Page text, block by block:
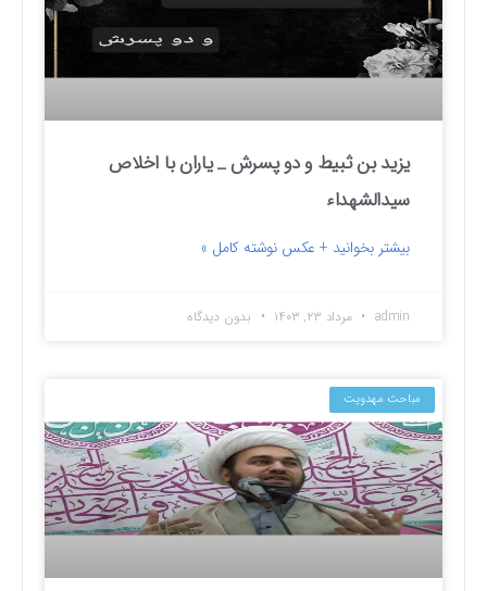
یزید بن ثبیط و دو پسرش _ یاران با اخلاص
سیدالشهداء
بیشتر بخوانید + عکس نوشته کامل »
admin مرداد ۲۳, ۱۴۰۳ بدون دیدگاه
مباحث مهدویت